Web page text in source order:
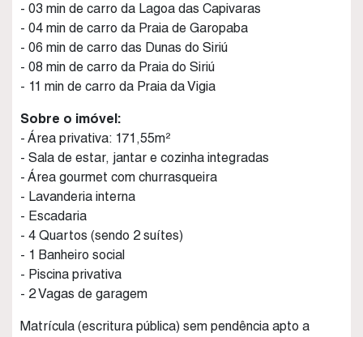
- 03 min de carro da Lagoa das Capivaras
- 04 min de carro da Praia de Garopaba
- 06 min de carro das Dunas do Siriú
- 08 min de carro da Praia do Siriú
- 11 min de carro da Praia da Vigia
Sobre o imóvel:
- Área privativa: 171,55m²
- Sala de estar, jantar e cozinha integradas
- Área gourmet com churrasqueira
- Lavanderia interna
- Escadaria
- 4 Quartos (sendo 2 suítes)
- 1 Banheiro social
- Piscina privativa
- 2 Vagas de garagem
Matrícula (escritura pública) sem pendência apto a